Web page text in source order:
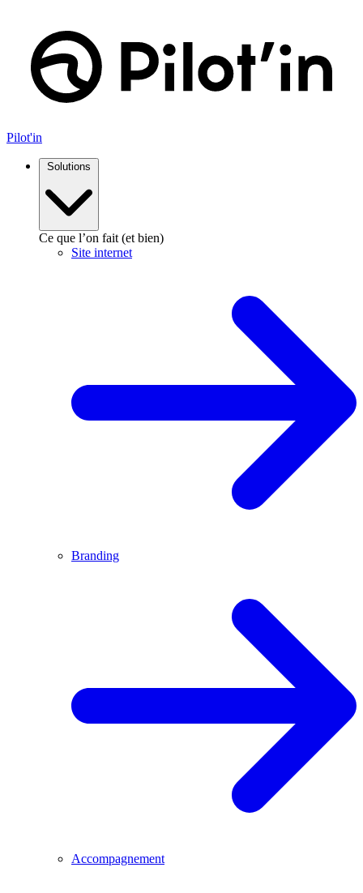
contenu
Pilot'in
Solutions
Ce que l’on fait (et bien)
Site internet
Branding
Accompagnement